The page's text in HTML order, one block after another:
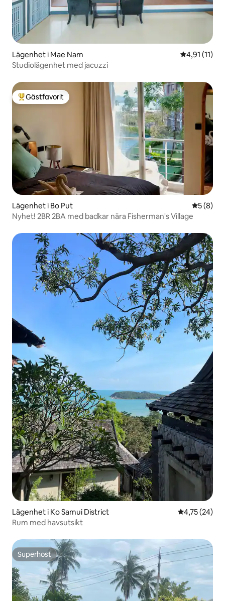
Lägenhet i Mae Nam 4,91 av 5 i
4,91 (11)
Studiolägenhet med jacuzzi
Populär gästfavorit
Gästfavorit
Lägenhet i Bo Put 5 av 5 i
5 (8)
Nyhet! 2BR 2BA med badkar nära Fisherman's Village
Lägenhet i Ko Samui District 4,75 av 5 i
4,75 (24)
Rum med havsutsikt
Superhost
Superhost